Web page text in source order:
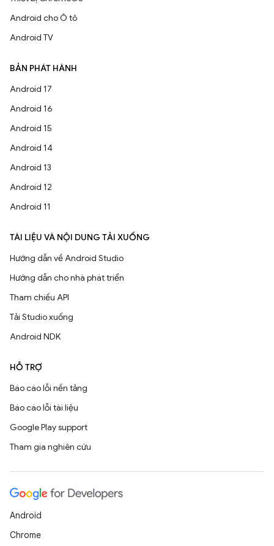
Android cho Ô tô
Android TV
BẢN PHÁT HÀNH
Android 17
Android 16
Android 15
Android 14
Android 13
Android 12
Android 11
TÀI LIỆU VÀ NỘI DUNG TẢI XUỐNG
Hướng dẫn về Android Studio
Hướng dẫn cho nhà phát triển
Tham chiếu API
Tải Studio xuống
Android NDK
HỖ TRỢ
Báo cáo lỗi nền tảng
Báo cáo lỗi tài liệu
Google Play support
Tham gia nghiên cứu
Android
Chrome